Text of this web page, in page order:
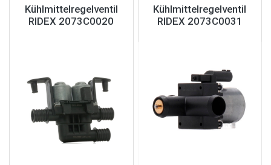
Kühlmittelregelventil
RIDEX 2073C0020
Kühlmittelregelventil
RIDEX 2073C0031